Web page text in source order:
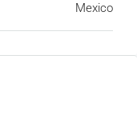
Mexico